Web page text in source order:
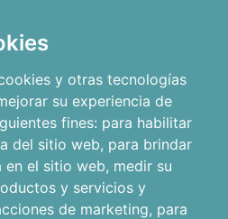
y otras tecnologías
su experiencia de
fines: para habilitar
del sitio web, para brindar
en el sitio web, medir su
y servicios y
de marketing, para